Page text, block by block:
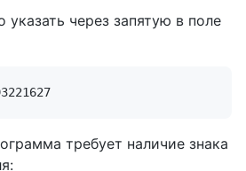
через запятую в поле
требует наличие знака